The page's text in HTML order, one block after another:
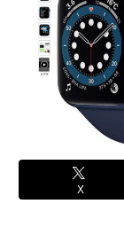
X